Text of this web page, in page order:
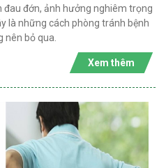
đau đớn, ảnh hưởng nghiêm trọng
là những cách phòng tránh bệnh
bỏ qua.
Xem thêm